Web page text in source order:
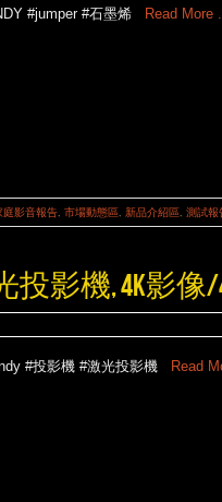
#jumper #石墨烯 Read More
庭影音報告, 市場動態區, 新品介紹區, 測試報
投影機, 4K影像/
#投影機 #激光投影機 Read